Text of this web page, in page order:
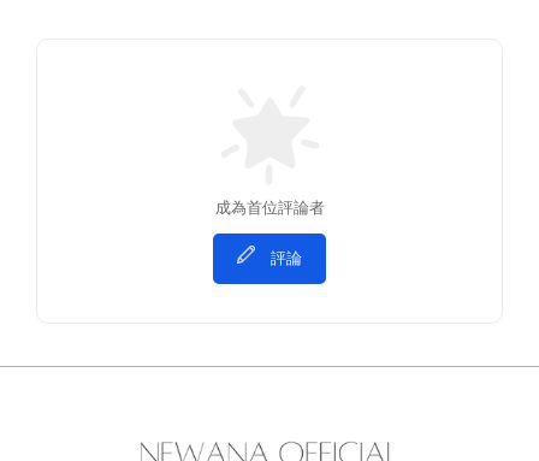
成為首位評論者
評論